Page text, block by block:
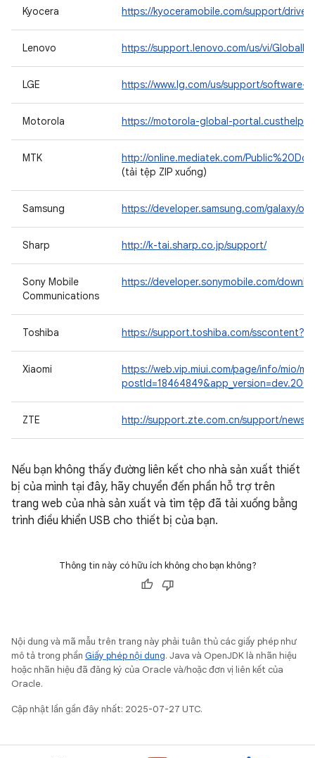
Kyocera https://kyoceramobile.com/support/
Lenovo https://support.lenovo.com/us/vi/
LGE https://www.lg.com/us/support/software-
Motorola https://motorola-global-
MTK
http://online.mediatek.com/
(tải tệp ZIP xuống)
Samsung https://developer.samsung.com/galaxy/
Sharp http://k-tai.sharp.co.jp/support/
Sony Mobile
Communications
https://developer.sonymobile.com/
Toshiba https://support.toshiba.com/
Xiaomi
https://web.vip.miui.com/page/info/mio/
ZTE http://support.zte.com.cn/support/news/
Nếu bạn không thấy đường liên kết cho nhà sản xuất thiết
bị của mình tại đây, hãy chuyển đến phần hỗ trợ trên
trang web của nhà sản xuất và tìm tệp đã tải xuống bằng
trình điều khiển USB cho thiết bị của bạn.
Thông tin này có hữu ích không cho bạn không?
Nội dung và mã mẫu trên trang này phải tuân thủ các giấy phép như
mô tả trong phần Giấy phép nội dung. Java và OpenJDK là nhãn hiệu
hoặc nhãn hiệu đã đăng ký của Oracle và/hoặc đơn vị liên kết của
Oracle.
Cập nhật lần gần đây nhất: 2025-07-27 UTC.